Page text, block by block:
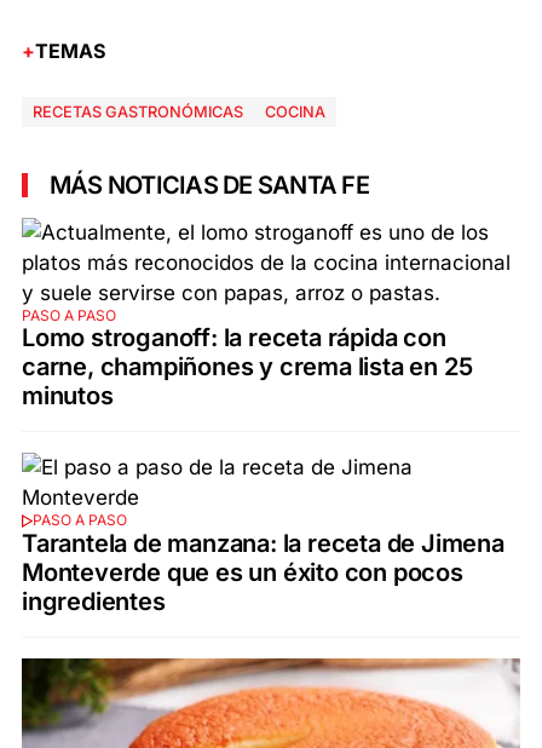
TEMAS
RECETAS GASTRONÓMICAS COCINA
MÁS NOTICIAS DE SANTA FE
PASO A PASO
Lomo stroganoff: la receta rápida con
carne, champiñones y crema lista en 25
minutos
PASO A PASO
Tarantela de manzana: la receta de Jimena
Monteverde que es un éxito con pocos
ingredientes